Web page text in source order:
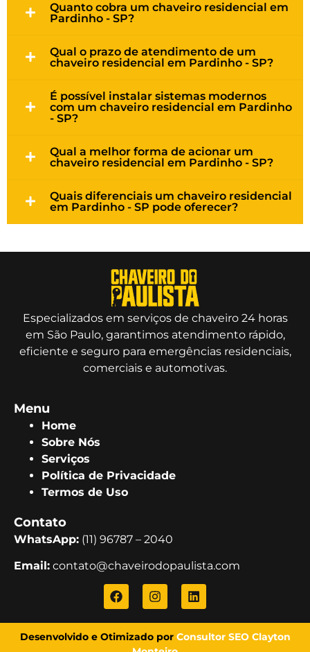
Quanto cobra um chaveiro residencial em
Pardinho - SP?
Qual o prazo de atendimento de um
chaveiro residencial em Pardinho - SP?
É possível instalar sistemas modernos
com um chaveiro residencial em Pardinho
- SP?
Qual a melhor forma de acionar um
chaveiro residencial em Pardinho - SP?
Quais diferenciais um chaveiro residencial
em Pardinho - SP pode oferecer?
Especializados em serviços de chaveiro 24 horas
em São Paulo, garantimos atendimento rápido,
eficiente e seguro para emergências residenciais,
comerciais e automotivas.
Menu
Home
Sobre Nós
Serviços
Política de Privacidade
Termos de Uso
Contato
WhatsApp: (11) 96787 – 2040
Email: contato@chaveirodopaulista.com
Desenvolvido e Otimizado por Consultor SEO Clayton